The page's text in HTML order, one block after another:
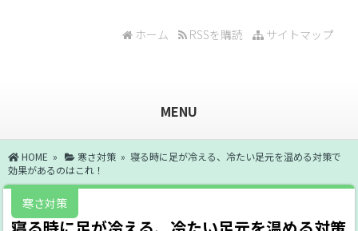
サイトマップ
RSSを購読
ホーム
MENU
HOME » 寒さ対策 » 寝る時に足が冷える、冷たい足元を温める対策で
効果があるのはこれ！
寒さ対策